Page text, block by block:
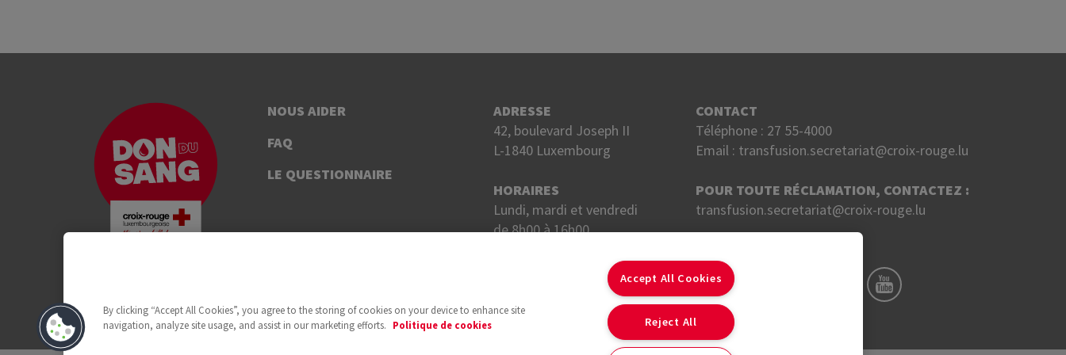
NOUS AIDER
FAQ
LE QUESTIONNAIRE
ADRESSE
42, boulevard Joseph II
L-1840 Luxembourg
HORAIRES
Lundi, mardi et vendredi
de 8h00 à 16h00.
CONTACT
Téléphone : 27 55-4000
Email : transfusion.secretariat@croix-rouge.lu
POUR TOUTE RÉCLAMATION, CONTACTEZ :
transfusion.secretariat@croix-rouge.lu
By clicking “Accept All Cookies”, you agree to the storing of cookies on your device to enhance site
navigation, analyze site usage, and assist in our marketing efforts.
Politique de cookies
Accept All Cookies
Reject All